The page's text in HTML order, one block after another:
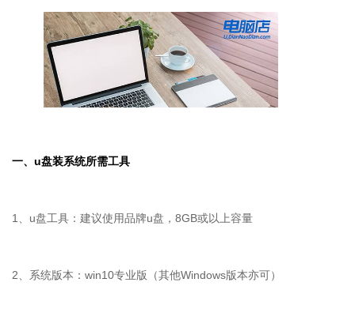
一、 u盘装系统所需工具
1、u盘工具：建议使用品牌u盘，8GB或以上容量
2、系统版本：win10专业版（其他Windows版本亦可）